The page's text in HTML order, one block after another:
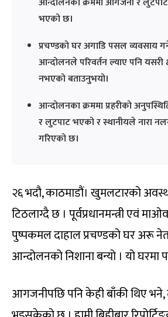
भएको छ।
प्रचण्डको घर अगाडि पसल व्यवसाय
आन्दोलनले परिवर्तन ल्याए पनि यसरी
नभएको बताउनुभयो।
आन्दोलनका क्रममा प्रहरीको
र लुटपाट भएको र स्थानीयले नारा
गरिएको छ।
२६ भदौ, काठमाडौं। खुमलटारको
टिठलाग्दै छ । पूर्वप्रधानमन्त्री एवं
पुष्पकमल दाहाल प्रचण्डको घर अरू
आन्दोलनको निशाना बन्यो । यो घरमा
आगजनीपछि पनि केही बाँकी थिए भने,